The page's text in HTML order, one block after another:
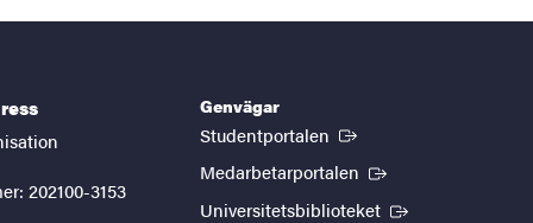
202100-3153
Genvägar
Studentportalen (Extern länk)
Medarbetarportalen (Extern länk)
Universitetsbiblioteket (Extern länk)